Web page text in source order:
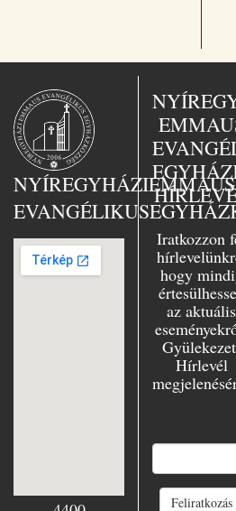
magyar kiadó
„Jézus a mi
sorsunk” – ezt
választotta Busch
lelkész az 1958-
ban Essenben
tartott nagy
evangélizáció fő
témájául. Nagy
örömmel szolgált
Essenben, mint
ifjúsági lelkész,
azonkívül az
evangélium
szenvedélyes
hirdetőjeként
minduntalan úton
volt. Számtalan
előadásban hívta
hallgatóit Jézushoz
világszerte.
Mennyire örült,
amikor az emberek
NYÍREGYHÁZIEMMAUS
EVANGÉLIKUS
Iratkozzon
hogy
az aktuális
Hírlevél
Feliratkozás